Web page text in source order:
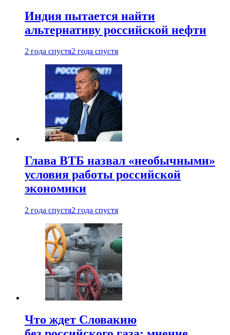
Индия пытается найти
альтернативу российской нефти
2 года спустя2 года спустя
Глава ВТБ назвал «необычными»
условия работы российской
экономики
2 года спустя2 года спустя
Что ждет Словакию